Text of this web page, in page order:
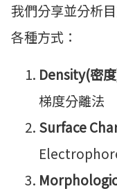
我們分享並分析
各種方式：
Density(密度
梯度分離法
Surface